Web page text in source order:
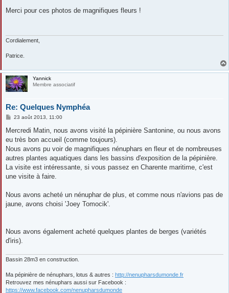
s
Merci pour ces photos de magnifiques fleurs !
Cordialement,
Patrice.
Yannick
Membre associatif
Re: Quelques Nymphéa
M
s
a
g
23 août 2013, 11:00
Mercredi Matin, nous avons visité la pépinière Santonine, ou nous avons
eu très bon accueil (comme toujours).
Nous avons pu voir de magnifiques nénuphars en fleur et de nombreuses
autres plantes aquatiques dans les bassins d'exposition de la pépinière.
La visite est intéressante, si vous passez en Charente maritime, c'est
une visite à faire.
Nous avons acheté un nénuphar de plus, et comme nous n'avions pas de
jaune, avons choisi 'Joey Tomocik'.
Nous avons également acheté quelques plantes de berges (variétés
d'iris).
Bassin 28m3 en construction.
Ma pépinière de nénuphars, lotus & autres : http://nenupharsdumonde.fr
Retrouvez mes nénuphars aussi sur Facebook :
https://www.facebook.com/nenupharsdumonde